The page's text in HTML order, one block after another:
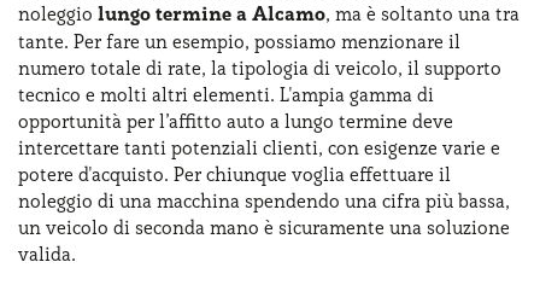
noleggio lungo termine a Alcamo, ma è soltanto una tra
tante. Per fare un esempio, possiamo menzionare il
numero totale di rate, la tipologia di veicolo, il supporto
tecnico e molti altri elementi. L'ampia gamma di
opportunità per l’affitto auto a lungo termine deve
intercettare tanti potenziali clienti, con esigenze varie e
potere d'acquisto. Per chiunque voglia effettuare il
noleggio di una macchina spendendo una cifra più bassa,
un veicolo di seconda mano è sicuramente una soluzione
valida.